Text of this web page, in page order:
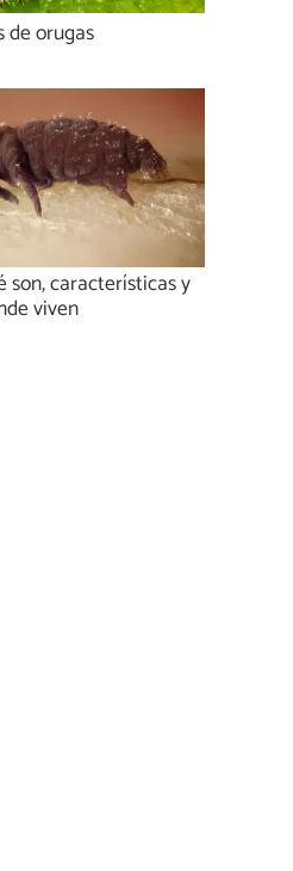
de orugas
son, características y
viven